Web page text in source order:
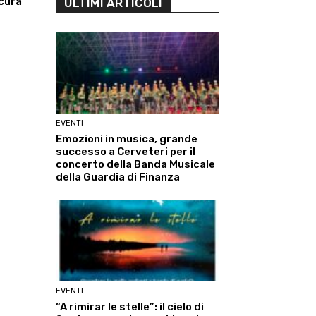
ULTIMI ARTICOLI
EVENTI
Emozioni in musica, grande
successo a Cerveteri per il
concerto della Banda Musicale
della Guardia di Finanza
EVENTI
“A rimirar le stelle”: il cielo di